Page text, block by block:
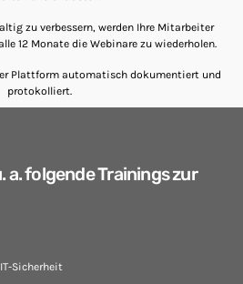
to Prediction: Getting Real About
emergency Directive to prevent DNS
zu verbessern, werden Ihre Mitarbeiter
12 Monate die Webinare zu wiederholen.
Plattform automatisch dokumentiert und
protokolliert.
a. folgende Trainings zur
Sicherheit